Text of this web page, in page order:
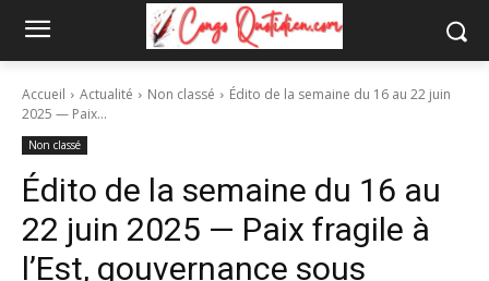
Accueil Actualité Non classé
Édito de la semaine du 16 au 22 juin
2025 — Paix...
Non classé
Édito de la semaine du 16 au
22 juin 2025 — Paix fragile à
l’Est, gouvernance sous